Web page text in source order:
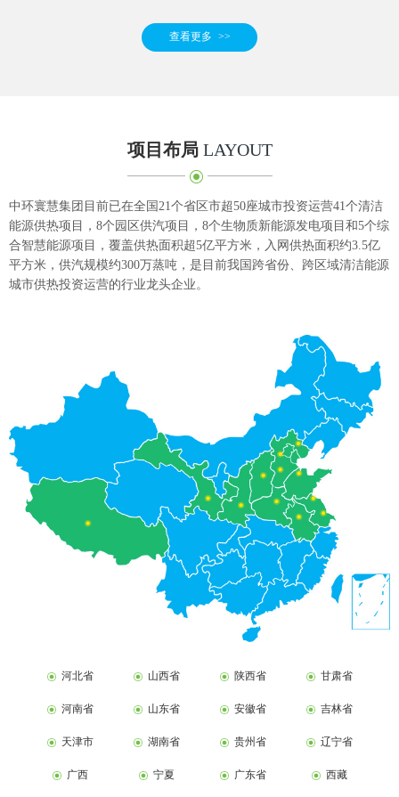
查看更多 >>
项目布局 LAYOUT
中环寰慧集团目前已在全国21个省区市超50座城市投资运营41个清洁
能源供热项目，8个园区供汽项目，8个生物质新能源发电项目和5个综
合智慧能源项目，覆盖供热面积超5亿平方米，入网供热面积约3.5亿
平方米，供汽规模约300万蒸吨，是目前我国跨省份、跨区域清洁能源
城市供热投资运营的行业龙头企业。
河北省 山西省 陕西省 甘肃省
河南省 山东省 安徽省 吉林省
天津市 湖南省 贵州省 辽宁省
广西 宁夏 广东省 西藏